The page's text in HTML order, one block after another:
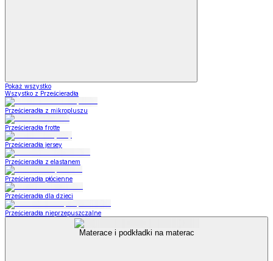
Pokaż wszystko
Wszystko z Prześcieradła
Prześcieradła z mikropluszu
Prześcieradła frotte
Prześcieradła jersey
Prześcieradła z elastanem
Prześcieradła płócienne
Prześcieradła dla dzieci
Prześcieradła nieprzepuszczalne
Materace i podkładki na materac